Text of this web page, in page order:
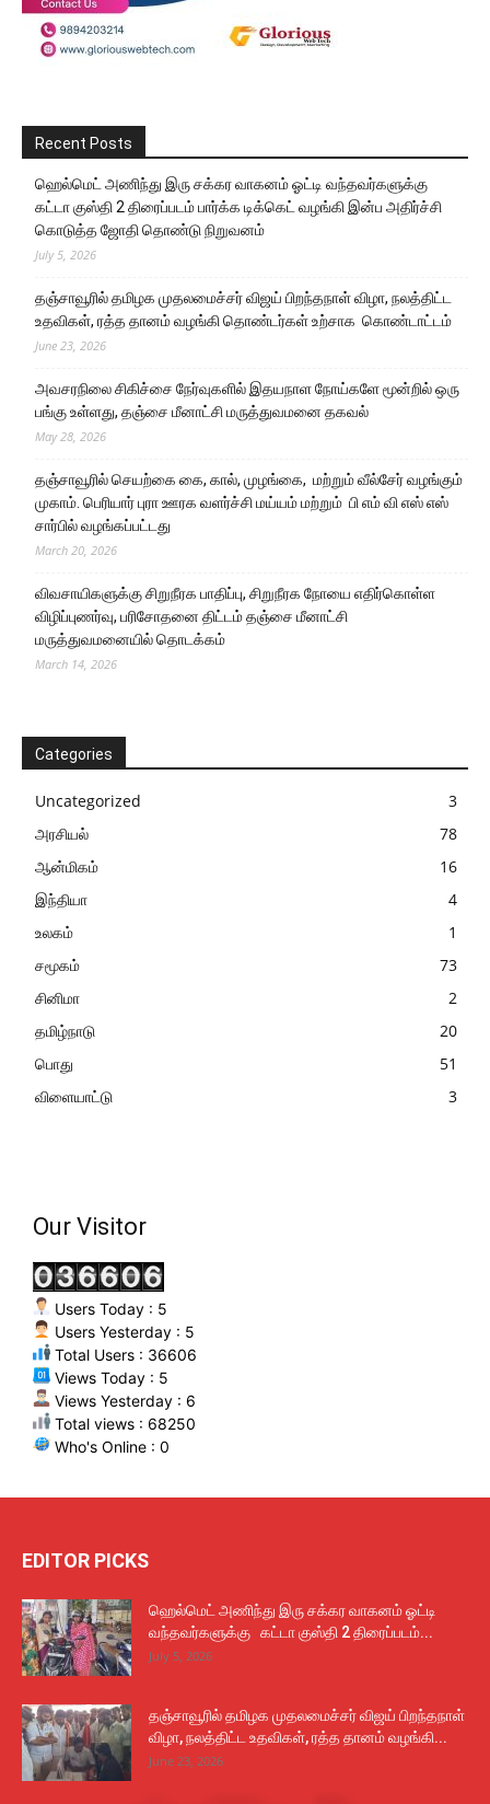
Recent Posts
ஹெல்மெட் அணிந்து இரு சக்கர வாகனம் ஓட்டி வந்தவர்களுக்கு
கட்டா குஸ்தி 2 திரைப்படம் பார்க்க டிக்கெட் வழங்கி இன்ப அதிர்ச்சி
கொடுத்த ஜோதி தொண்டு நிறுவனம்
July 5, 2026
தஞ்சாவூரில் தமிழக முதலமைச்சர் விஜய் பிறந்தநாள் விழா, நலத்திட்ட
உதவிகள், ரத்த தானம் வழங்கி தொண்டர்கள் உற்சாக கொண்டாட்டம்
June 23, 2026
அவசரநிலை சிகிச்சை நேர்வுகளில் இதயநாள நோய்களே மூன்றில் ஒரு
பங்கு உள்ளது, தஞ்சை மீனாட்சி மருத்துவமனை தகவல்
May 28, 2026
தஞ்சாவூரில் செயற்கை கை, கால், முழங்கை, மற்றும் வீல்சேர் வழங்கும்
முகாம். பெரியார் புரா ஊரக வளர்ச்சி மய்யம் மற்றும் பி எம் வி எஸ் எஸ்
சார்பில் வழங்கப்பட்டது
March 20, 2026
விவசாயிகளுக்கு சிறுநீரக பாதிப்பு, சிறுநீரக நோயை எதிர்கொள்ள
விழிப்புணர்வு, பரிசோதனை திட்டம் தஞ்சை மீனாட்சி
மருத்துவமனையில் தொடக்கம்
March 14, 2026
Categories
Uncategorized
3
அரசியல்
78
ஆன்மிகம்
16
இந்தியா
4
உலகம்
1
சமூகம்
73
சினிமா
2
தமிழ்நாடு
20
பொது
51
விளையாட்டு
3
Our Visitor
Users Today : 5
Users Yesterday : 5
Total Users : 36606
Views Today : 5
Views Yesterday : 6
Total views : 68250
Who's Online : 0
EDITOR PICKS
ஹெல்மெட் அணிந்து இரு சக்கர வாகனம் ஓட்டி
வந்தவர்களுக்கு கட்டா குஸ்தி 2 திரைப்படம்...
July 5, 2026
தஞ்சாவூரில் தமிழக முதலமைச்சர் விஜய் பிறந்தநாள்
விழா, நலத்திட்ட உதவிகள், ரத்த தானம் வழங்கி...
June 23, 2026